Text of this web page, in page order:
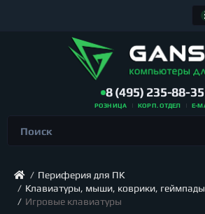
8 (495) 235-88-35
РОЗНИЦА КОРП. ОТДЕЛ E-
Периферия для ПК
Клавиатуры, мыши, коврики,
Игровые клавиатуры